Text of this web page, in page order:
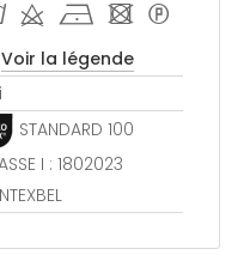
d h - *
Voir la légende
STANDARD 100
I : 1802023